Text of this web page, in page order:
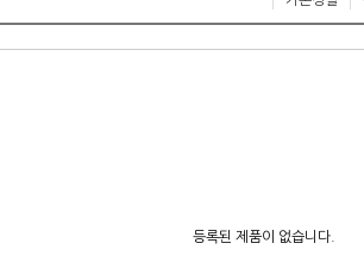
등록된 제품이 없습니다.